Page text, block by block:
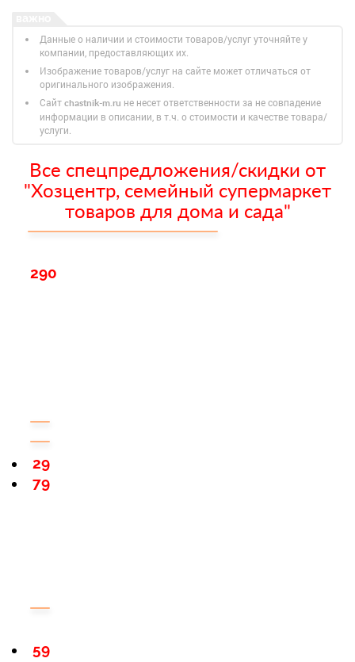
Данные о наличии и стоимости товаров/услуг уточняйте у
компании, предоставляющих их.
Изображение товаров/услуг на сайте может отличаться от
оригинального изображения.
Сайт chastnik-m.ru не несет ответственности за не совпадение
информации в описании, в т.ч. о стоимости и качестве товара/
услуги.
Все спецпредложения/скидки от
"Хозцентр, семейный супермаркет
товаров для дома и сада"
290
79
29
59